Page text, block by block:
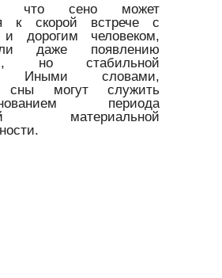
что сено может
к скорой встрече с
дорогим человеком,
даже появлению
но стабильной
Иными словами,
сны могут служить
периода
материальной